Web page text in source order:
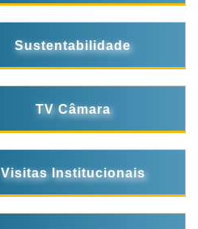
Sustentabilidade
TV Câmara
Visitas Institucionais